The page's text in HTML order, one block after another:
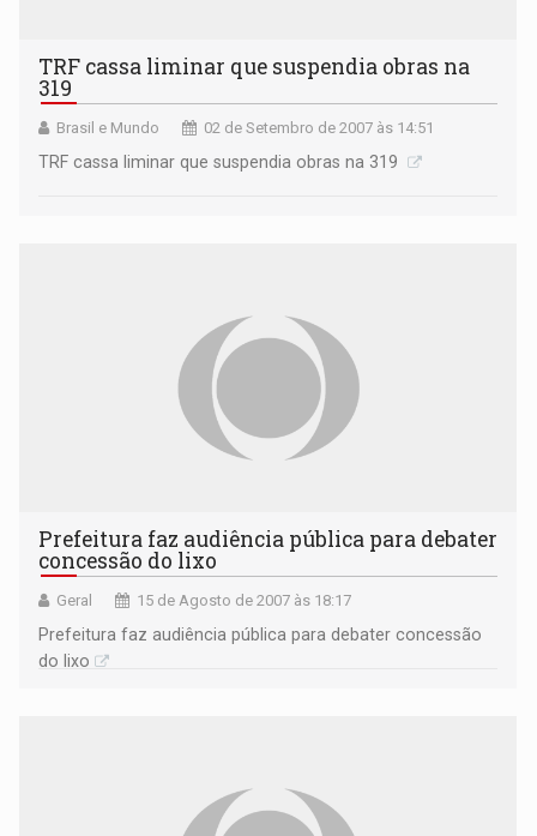
TRF cassa liminar que suspendia obras na
319
Brasil e Mundo 02 de Setembro de 2007 às 14:51
TRF cassa liminar que suspendia obras na 319
Prefeitura faz audiência pública para debater
concessão do lixo
Geral 15 de Agosto de 2007 às 18:17
Prefeitura faz audiência pública para debater concessão
do lixo